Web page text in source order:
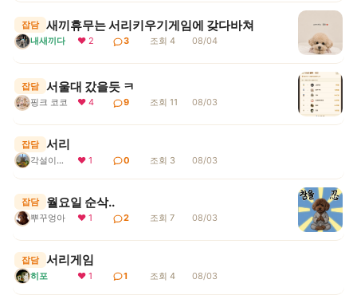
잡담 새끼휴무는 서리키우기게임에 갖다바쳐
내새끼다 ❤ 2 3 조회 4 08/04
잡담 서울대 갔을듯 ㅋ
핑크 코코 ❤ 4 9 조회 11 08/03
잡담 서리
각설이지요 ❤ 1 0 조회 3 08/03
잡담 월요일 순삭..
뿌꾸엉아 ❤ 1 2 조회 7 08/03
잡담 서리게임
히포 ❤ 1 1 조회 4 08/03